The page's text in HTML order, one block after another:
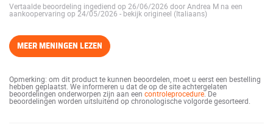
Vertaalde beoordeling ingediend op 26/06/2026 door Andrea M na een
aankoopervaring op 24/05/2026 -bekijk origineel (Italiaans)
MEER MENINGEN LEZEN
Opmerking: om dit product te kunnen beoordelen, moet u eerst een bestelling
hebben geplaatst. We informeren u dat de op de site achtergelaten
beoordelingen onderworpen zijn aan een controleprocedure. De
beoordelingen worden uitsluitend op chronologische volgorde gesorteerd.